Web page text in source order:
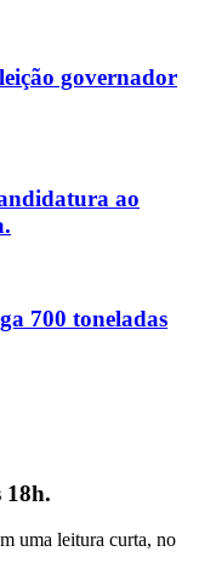
governador
ao
700 toneladas
18h.
uma leitura curta, no